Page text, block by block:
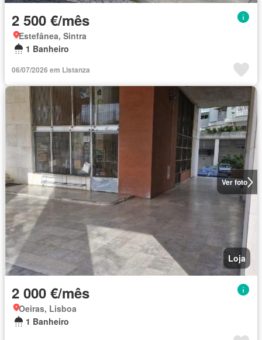
2 500 €/mês
Estefânea, Sintra
1 Banheiro
06/07/2026 em Listanza
Ver foto
Loja
2 000 €/mês
Oeiras, Lisboa
1 Banheiro